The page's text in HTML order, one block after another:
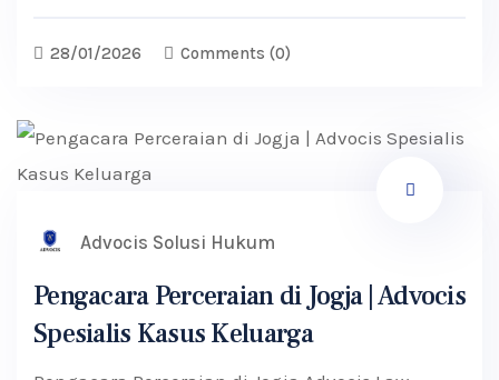
28/01/2026 Comments (0)
Advocis Solusi Hukum
Pengacara Perceraian di Jogja | Advocis
Spesialis Kasus Keluarga